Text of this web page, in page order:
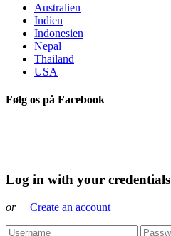
Australien
Indien
Indonesien
Nepal
Thailand
USA
Følg os på Facebook
Log in with your credentials
or Create an account